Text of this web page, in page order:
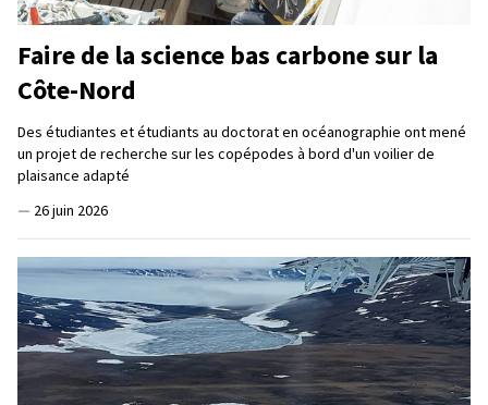
Faire de la science bas carbone sur la
Côte-Nord
Des étudiantes et étudiants au doctorat en océanographie ont mené
un projet de recherche sur les copépodes à bord d'un voilier de
plaisance adapté
— 26 juin 2026